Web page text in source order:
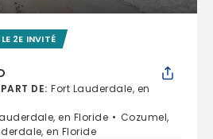
2E INVITÉ
DE: Fort Lauderdale, en
en Floride
Cozumel,
en Floride